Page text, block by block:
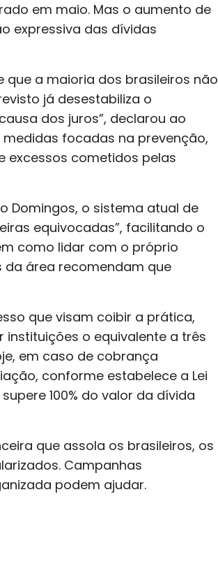
em maio. Mas o aumento de
expressiva das dívidas
que a maioria dos brasileiros não
já desestabiliza o
dos juros”, declarou ao
focadas na prevenção,
excessos cometidos pelas
Domingos, o sistema atual de
equivocadas”, facilitando o
como lidar com o próprio
da área recomendam que
que visam coibir a prática,
o equivalente a três
em caso de cobrança
conforme estabelece a Lei
100% do valor da dívida
que assola os brasileiros, os
Campanhas
podem ajudar.